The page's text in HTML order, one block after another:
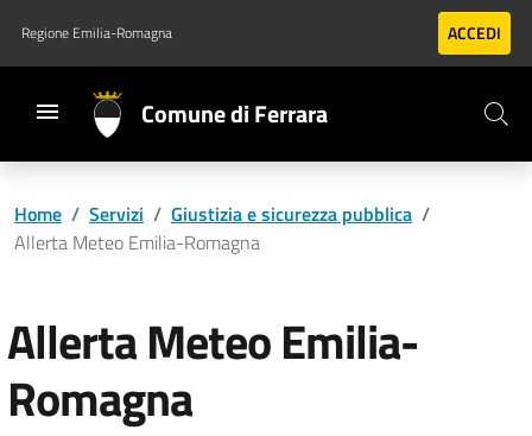
Vai al contenuto principale
Vai al footer
Regione Emilia-Romagna ACCEDI
Comune di Ferrara
Home / Servizi / Giustizia e sicurezza pubblica /
Allerta Meteo Emilia-Romagna
Allerta Meteo Emilia-
Romagna